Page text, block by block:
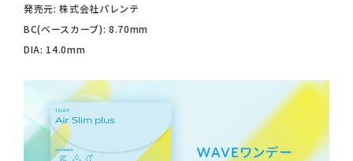
発売元: 株式会社パレンテ
BC(ベースカーブ): 8.70mm
DIA: 14.0mm